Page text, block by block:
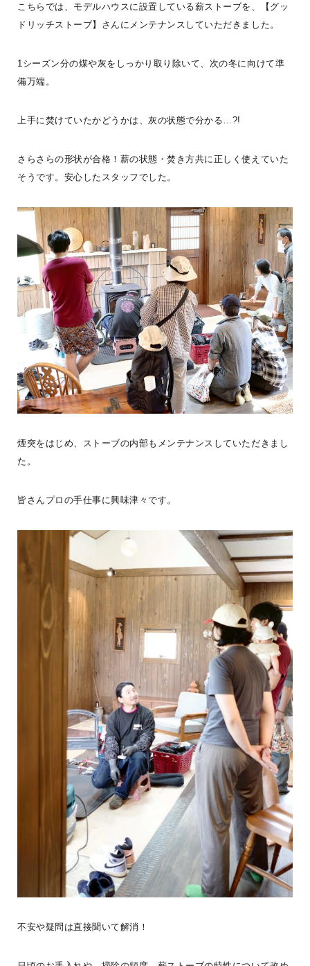
ャンティ屋根」に玄 ...続きを読む
シェア
福岡県福岡市
地いい木の香り。外のウッドデッキに腰掛けて冷たいドリンクを飲
んだり、広々としたロ
LOGWAYだより BESS北九州
シェア
2026年08月07日
BESS仙台
宮城県仙台市
sendai.bess.jp
こちらでは、モデルハウスに設置している薪ストーブを、【グッ
ドリッチストーブ】さんにメンテナンスしていただきました。
1シーズン分の煤や灰をしっかり取り除いて、次の冬に向けて準
備万端。
上手に焚けていたかどうかは、灰の状態で分かる…?!
さらさらの形状が合格！薪の状態・焚き方共に正しく使えていた
そうです。安心したスタッフでした。
煙突をはじめ、ストーブの内部もメンテナンスしていただきまし
た。
皆さんプロの手仕事に興味津々です。
不安や疑問は直接聞いて解消！